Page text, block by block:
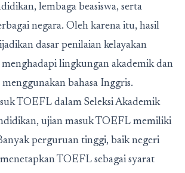
lembaga beasiswa, serta
negara. Oleh karena itu, hasil
dasar penilaian kelayakan
menghadapi lingkungan akademik dan
bahasa Inggris.
TOEFL dalam Seleksi Akademik
ujian masuk TOEFL memiliki
perguruan tinggi, baik negeri
TOEFL sebagai syarat